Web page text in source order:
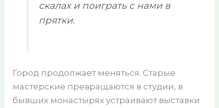
скалах и поиграть с нами в
прятки.
Город продолжает меняться. Старые
мастерские превращаются в студии, в
бывших монастырях устраивают выставки